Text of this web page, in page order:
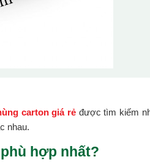
carton giá rẻ được tìm kiếm
nhau.
hợp nhất?